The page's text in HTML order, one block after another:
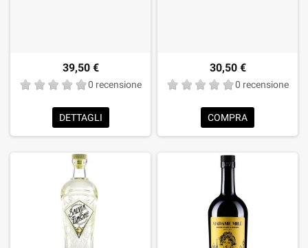
39,50 €
0 recensione
DETTAGLI
30,50 €
0 recensione
COMPRA